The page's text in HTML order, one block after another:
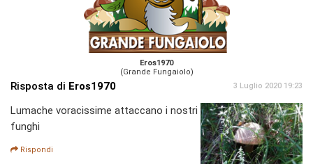
Eros1970
(Grande Fungaiolo)
Risposta di Eros1970 3 Luglio 2020 19:23
Lumache voracissime attaccano i nostri
funghi
Rispondi